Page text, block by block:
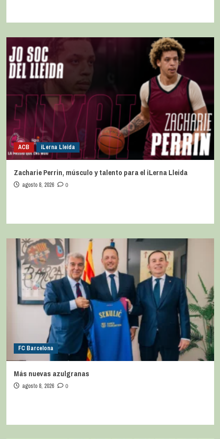
ACB iLerna Lleida
Zacharie Perrin, músculo y talento para el iLerna Lleida
agosto 8, 2026 0
FC Barcelona
Más nuevas azulgranas
agosto 8, 2026 0